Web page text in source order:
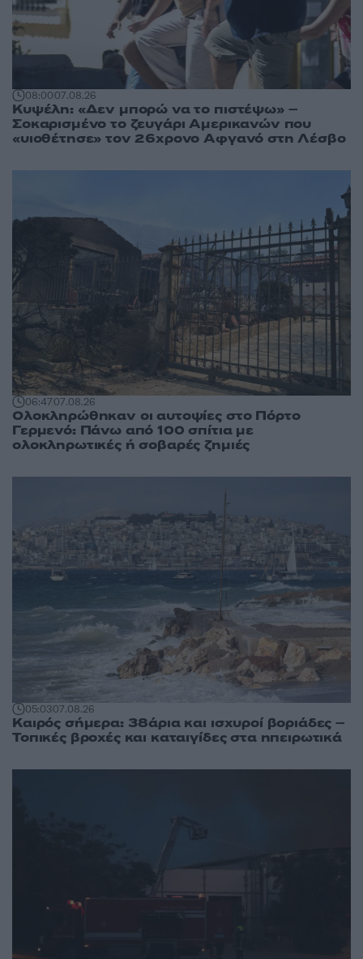
08:0007.08.26
Κυψέλη: «Δεν μπορώ να το πιστέψω» –
Σοκαρισμένο το ζευγάρι Αμερικανών που
«υιοθέτησε» τον 26χρονο Αφγανό στη Λέσβο
06:4707.08.26
Ολοκληρώθηκαν οι αυτοψίες στο Πόρτο
Γερμενό: Πάνω από 100 σπίτια με
ολοκληρωτικές ή σοβαρές ζημιές
05:0307.08.26
Καιρός σήμερα: 38άρια και ισχυροί βοριάδες –
Τοπικές βροχές και καταιγίδες στα ηπειρωτικά